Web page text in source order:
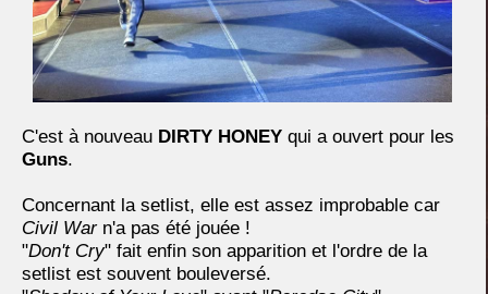
C'est à nouveau DIRTY HONEY qui a ouvert pour les
Guns.
Concernant la setlist, elle est assez improbable car
Civil Warn'a pas été jouée !
"Don't Cry" fait enfin son apparition et l'ordre de la
setlist est souvent bouleversé.